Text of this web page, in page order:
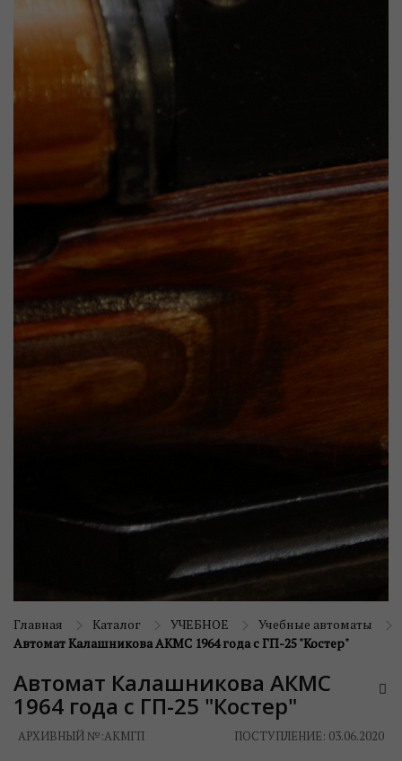
Главная Каталог УЧЕБНОЕ
Учебные автоматы
Автомат Калашникова АКМС 1964 года с ГП-25 "Костер"
Автомат Калашникова АКМС
1964 года с ГП-25 "Костер"
АРХИВНЫЙ №:АКМГП ПОСТУПЛЕНИЕ: 03.06.2020